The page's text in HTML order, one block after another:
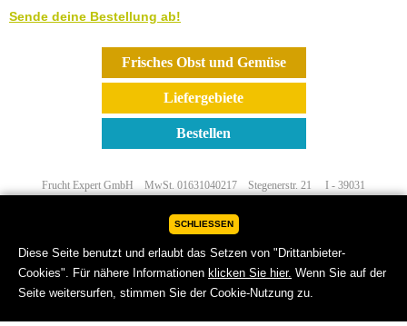
Sende deine Bestellung ab!
Frisches Obst und Gemüse
Liefergebiete
Bestellen
Frucht Expert GmbH MwSt. 01631040217 Stegenerstr. 21 I - 39031
info@fruchtexpert.com-Impressum
SCHLIESSEN
Diese Seite benutzt und erlaubt das Setzen von "Drittanbieter-
Cookies". Für nähere Informationen klicken Sie hier. Wenn Sie auf der
Seite weitersurfen, stimmen Sie der Cookie-Nutzung zu.